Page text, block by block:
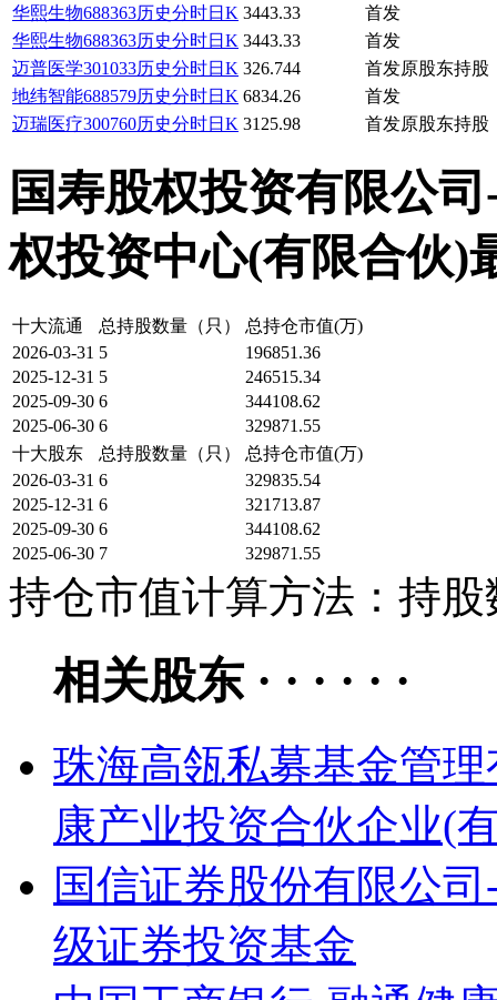
华熙生物688363历史分时日K 3443.33
首发
华熙生物688363历史分时日K 3443.33
首发
迈普医学301033历史分时日K 326.744
首发原股东持股
地纬智能688579历史分时日K 6834.26
首发
迈瑞医疗300760历史分时日K 3125.98 首发原股东持股
国寿股权投资有限公
权投资中心(有限合伙)
十大流通 总持股数量（只）
总持仓市值(万)
2026-03-31 5
196851.36
2025-12-31 5
246515.34
2025-09-30 6
344108.62
2025-06-30 6
329871.55
十大股东
总持股数量（只）
总持仓市值(万)
2026-03-31 6
329835.54
2025-12-31 6
321713.87
2025-09-30 6
344108.62
2025-06-30 7 329871.55
持仓市值计算方法：持
相关股东 · · · · · ·
珠海高瓴私募基金管
康产业投资合伙企业(
国信证券股份有限公
级证券投资基金